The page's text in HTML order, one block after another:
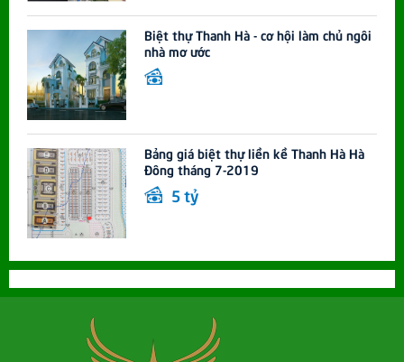
Biệt thự Thanh Hà - cơ hội làm chủ ngôi
nhà mơ ước
Bảng giá biệt thự liền kề Thanh Hà Hà
Đông tháng 7-2019
5 tỷ